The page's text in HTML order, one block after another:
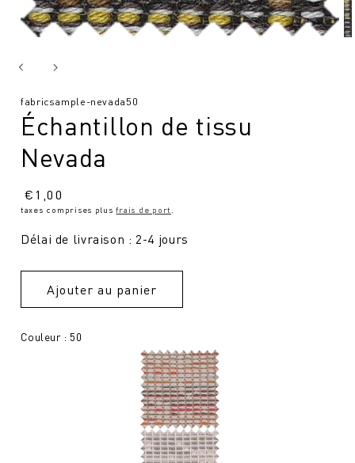
SKU
fabricsample-nevada50
Échantillon de tissu
Nevada
Prix
normal
€1,00
taxes comprises plusfrais de port
Délai de livraison : 2-4 jours
Ajouter au panier
Couleur : 50